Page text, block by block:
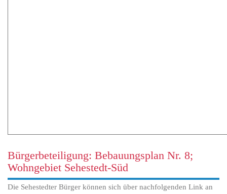
Bürgerbeteiligung: Bebauungsplan Nr. 8;
Wohngebiet Sehestedt-Süd
Die Sehestedter Bürger können sich über nachfolgenden Link an